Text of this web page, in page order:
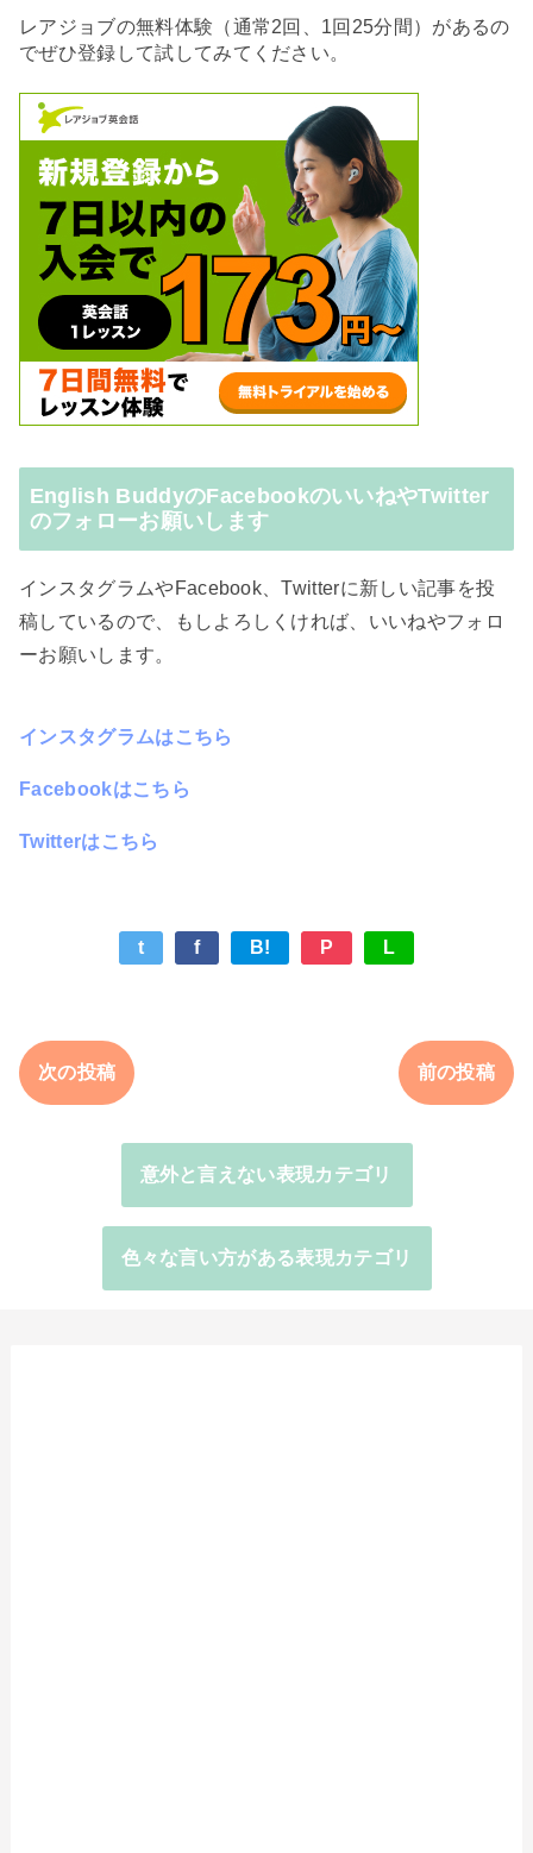
レアジョブの無料体験（通常2回、1回25分間）があるの
でぜひ登録して試してみてください。
English BuddyのFacebookのいいねやTwitter
のフォローお願いします
インスタグラムやFacebook、Twitterに新しい記事を投
稿しているので、もしよろしくければ、いいねやフォロ
ーお願いします。
インスタグラムはこちら
Facebookはこちら
Twitterはこちら
t f B! P L
次の投稿 前の投稿
意外と言えない表現カテゴリ
色々な言い方がある表現カテゴリ